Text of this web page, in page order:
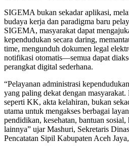
SIGEMA bukan sekadar aplikasi,
budaya kerja dan paradigma baru
SIGEMA, masyarakat dapat
kependudukan secara daring,
time, mengunduh dokumen legal
notifikasi otomatis—semua dapat
perangkat digital sederhana.
“Pelayanan administrasi
yang paling dekat dengan
seperti KK, akta kelahiran, bukan
utama untuk mengakses berbagai
pendidikan, kesehatan, bantuan
lainnya” ujar Mashuri, Sekretaris
Pencatatan Sipil Kabupaten Aceh